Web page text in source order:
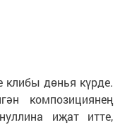
клибы дөнья күрде.
композициянең
иҗат итте,